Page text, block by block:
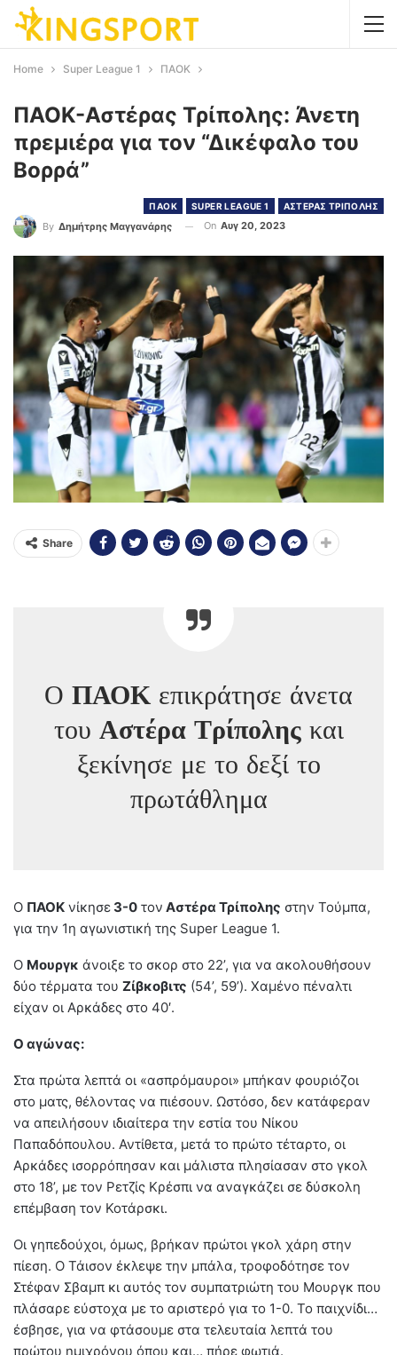
Home Super League 1 ΠΑΟΚ
ΠΑΟΚ-Αστέρας Τρίπολης: Άνετη
πρεμιέρα για τον “Δικέφαλο του
Βορρά”
ΠΑΟΚ SUPER LEAGUE 1 ΑΣΤΕΡΑΣ ΤΡΙΠΟΛΗΣ
By Δημήτρης Μαγγανάρης On Αυγ 20, 2023
Share
Ο ΠΑΟΚ επικράτησε άνετα
του Αστέρα Τρίποληςκαι
ξεκίνησε με το δεξί το
πρωτάθλημα
Ο ΠΑΟΚ νίκησε 3-0 τον Αστέρα Τρίπολης στην Τούμπα,
για την 1η αγωνιστική της Super League 1.
Ο Μουργκ άνοιξε το σκορ στο 22’, για να ακολουθήσουν
δύο τέρματα του Ζίβκοβιτς (54’, 59’). Χαμένο πέναλτι
είχαν οι Αρκάδες στο 40′.
Ο αγώνας:
Στα πρώτα λεπτά οι «ασπρόμαυροι» μπήκαν φουριόζοι
στο ματς, θέλοντας να πιέσουν. Ωστόσο, δεν κατάφεραν
να απειλήσουν ιδιαίτερα την εστία του Νίκου
Παπαδόπουλου. Αντίθετα, μετά το πρώτο τέταρτο, οι
Αρκάδες ισορρόπησαν και μάλιστα πλησίασαν στο γκολ
στο 18’, με τον Ρετζίς Κρέσπι να αναγκάζει σε δύσκολη
επέμβαση τον Κοτάρσκι.
Οι γηπεδούχοι, όμως, βρήκαν πρώτοι γκολ χάρη στην
πίεση. Ο Τάισον έκλεψε την μπάλα, τροφοδότησε τον
Στέφαν Σβαμπ κι αυτός τον συμπατριώτη του Μουργκ που
πλάσαρε εύστοχα με το αριστερό για το 1-0. Το παιχνίδι…
έσβησε, για να φτάσουμε στα τελευταία λεπτά του
πρώτου ημιχρόνου όπου και… πήρε φωτιά.